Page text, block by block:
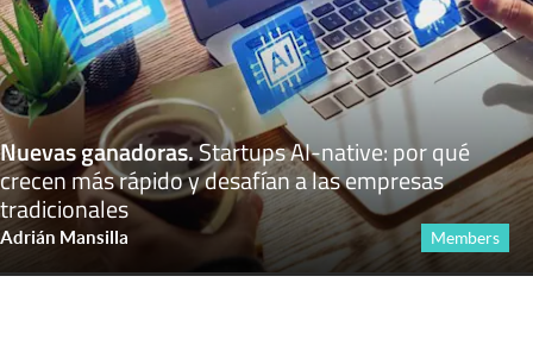
Nuevas ganadoras.Startups AI-native: por qué
crecen más rápido y desafían a las empresas
tradicionales
Adrián Mansilla Members